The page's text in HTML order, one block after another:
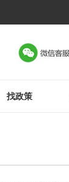
找政策